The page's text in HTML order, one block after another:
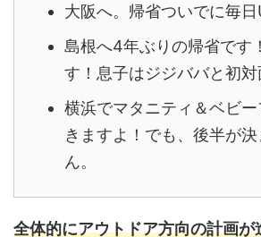
大阪へ。帰省ついでに毎日
島根へ4年ぶりの帰省です
す！息子はジジババと初対
横浜でマタニティ＆ベビ
きますよ！でも、後半が
ん。
全体的にアウトドア方向の計画が